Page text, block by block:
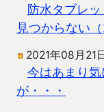
防水タブレ
見つからない（
2021年08月21日
今はあまり
が・・・